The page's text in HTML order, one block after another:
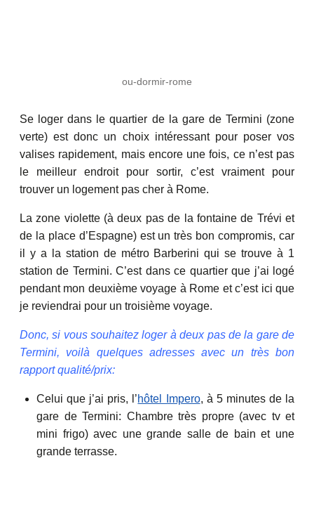
ou-dormir-rome
Se loger dans le quartier de la gare de Termini (zone
verte) est donc un choix intéressant pour poser vos
valises rapidement, mais encore une fois, ce n’est pas
le meilleur endroit pour sortir, c’est vraiment pour
trouver un logement pas cher à Rome.
La zone violette (à deux pas de la fontaine de Trévi et
de la place d’Espagne) est un très bon compromis, car
il y a la station de métro Barberini qui se trouve à 1
station de Termini. C’est dans ce quartier que j’ai logé
pendant mon deuxième voyage à Rome et c’est ici que
je reviendrai pour un troisième voyage.
Donc, si vous souhaitez loger à deux pas de la gare de
Termini, voilà quelques adresses avec un très bon
rapport qualité/prix:
Celui que j’ai pris, l’hôtel Impero, à 5 minutes de la
gare de Termini: Chambre très propre (avec tv et
mini frigo) avec une grande salle de bain et une
grande terrasse.